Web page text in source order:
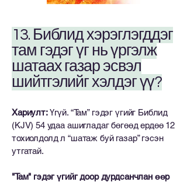
13. Библид хэрэглэгддэг
там гэдэг үг нь үргэлж
шатаах газар эсвэл
шийтгэлийг хэлдэг үү?
Хариулт:Үгүй. “Там” гэдэг үгийг Библид
(KJV) 54 удаа ашигладаг бөгөөд ердөө 12
тохиолдолд л “шатаж буй газар” гэсэн
утгатай.
"Там" гэдэг үгийг доор дурдсанчлан өөр